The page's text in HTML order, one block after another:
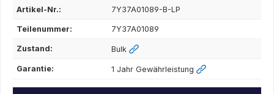
Artikel-Nr.: 7Y37A01089-B-LP
Teilenummer: 7Y37A01089
Zustand: Bulk
Garantie: 1 Jahr Gewährleistung